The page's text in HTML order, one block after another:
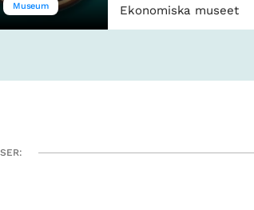
Museum Ekonomiska museet